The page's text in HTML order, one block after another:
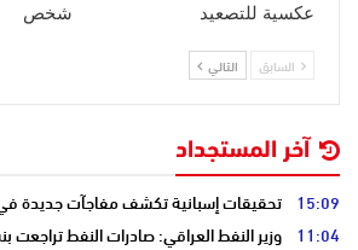
عكسية للتصعيد
شخص
السابق التالي
آخر المستجداد
15:09 تحقيقات إسبانية تكشف مفاجآت جديدة
11:04 وزير النفط العراقي: صادرات النفط تراجعت بنسبة 75% بسبب